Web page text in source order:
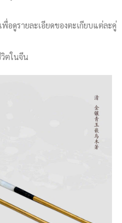
อดูรายละเอียดของตะเกียบแต่ละคู่
ตในจีน